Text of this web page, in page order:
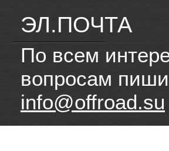
ЭЛ.ПОЧТА
По всем
вопросам
info@offroad.su